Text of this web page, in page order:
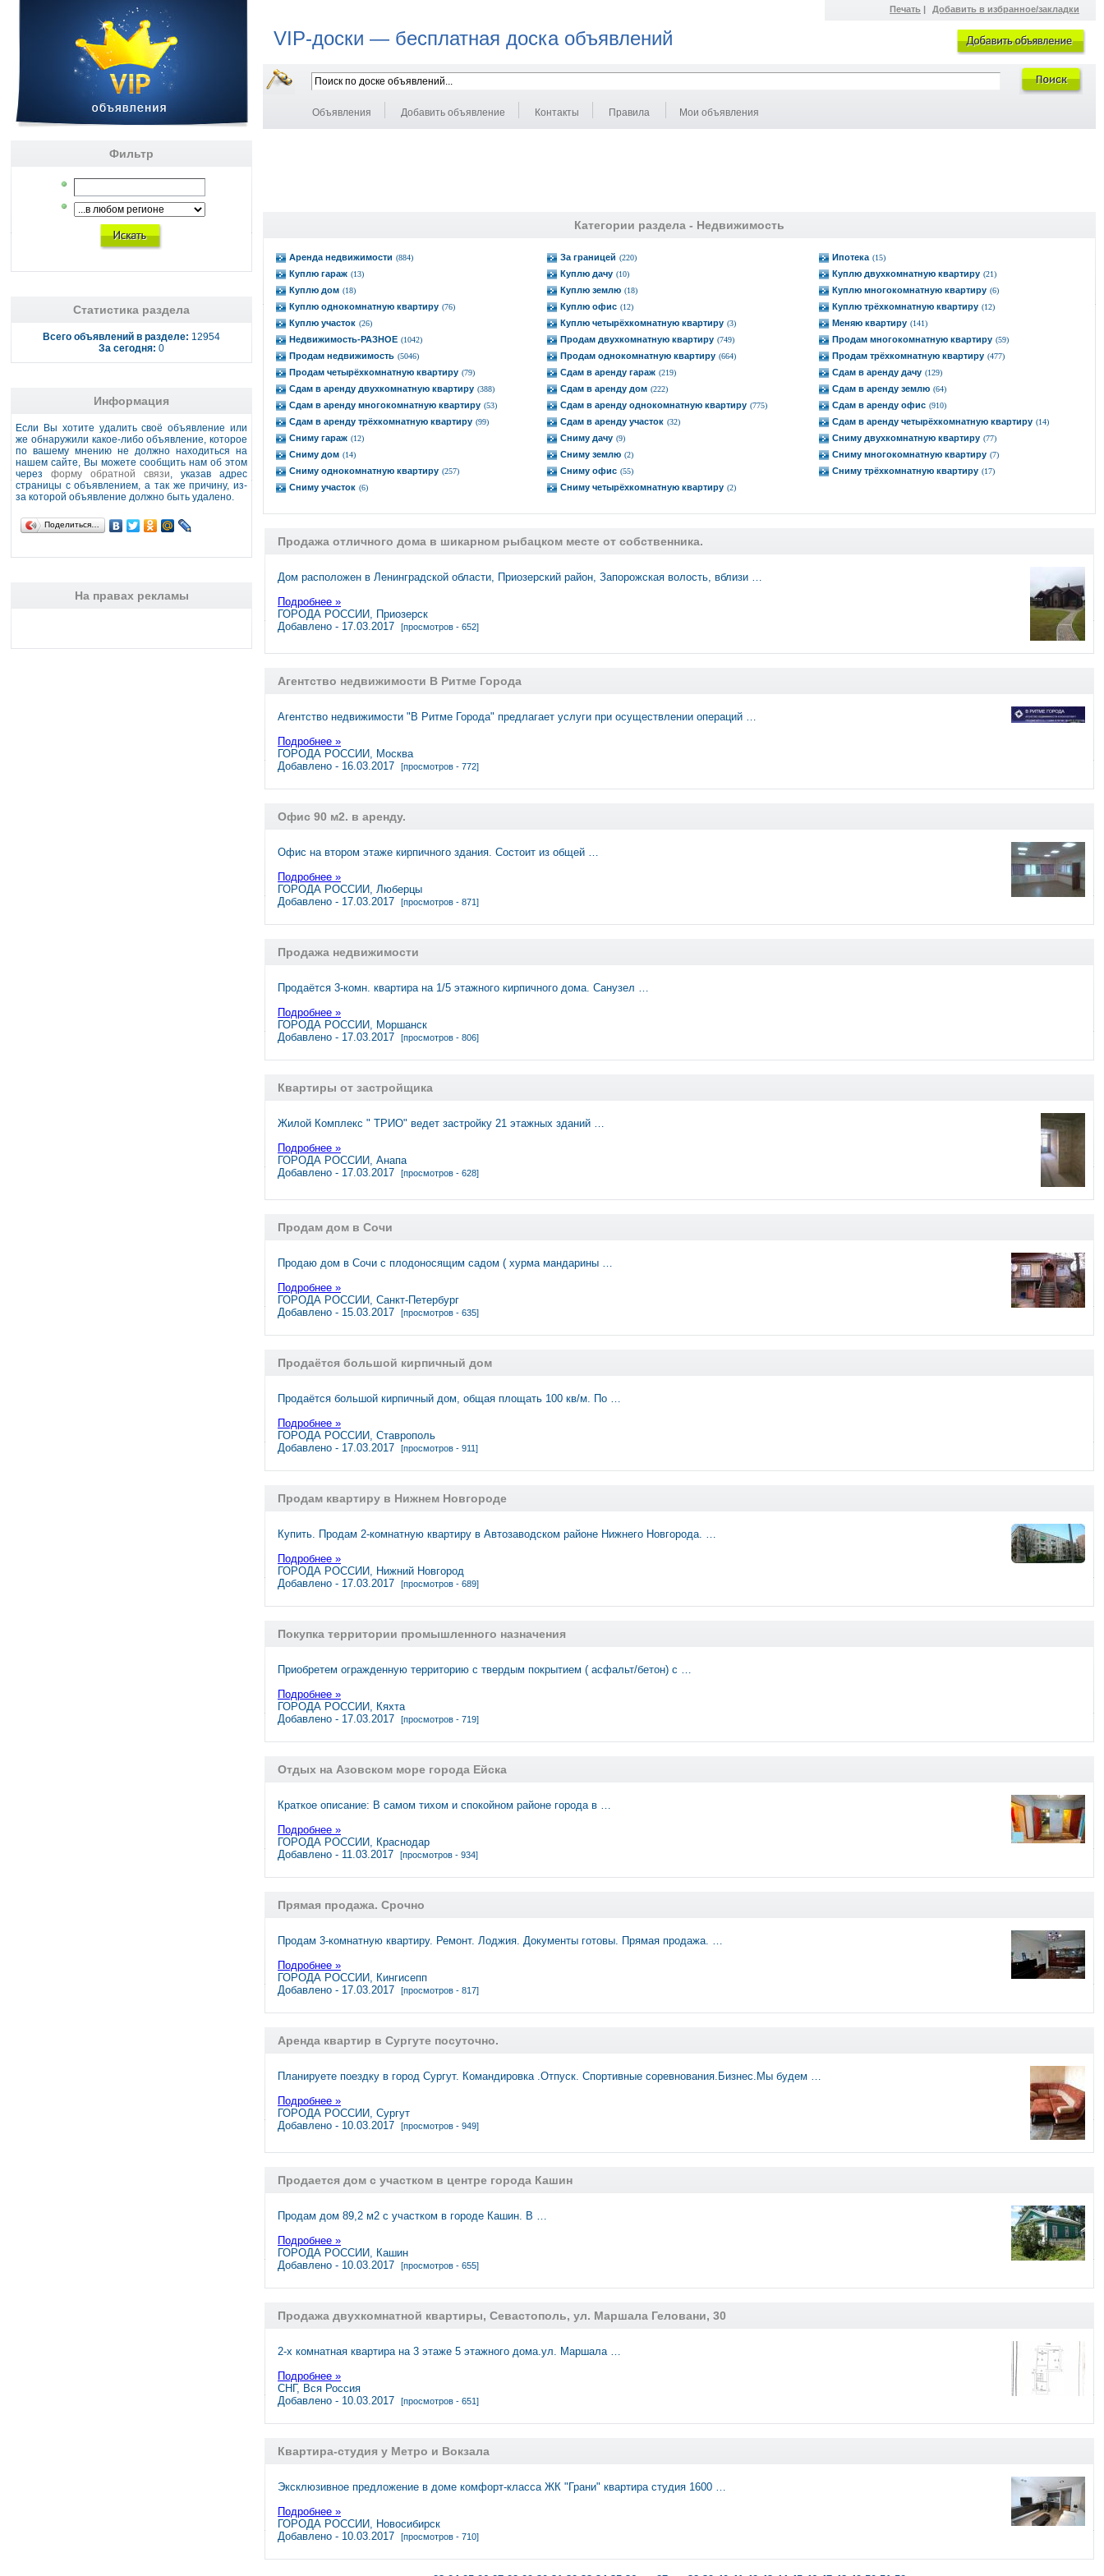
Печать | Добавить в избранное/закладки
VIP-доски — бесплатная доска объявлений
Объявления Добавить объявление Контакты Правила Мои объявления
Фильтр
Статистика раздела
Всего объявлений в разделе: 12954
За сегодня: 0
Информация
Если Вы хотите удалить своё объявление или
же обнаружили какое-либо объявление, которое
по вашему мнению не должно находиться на
нашем сайте, Вы можете сообщить нам об этом
через форму обратной связи, указав адрес
страницы с объявлением, а так же причину, из-
за которой объявление должно быть удалено.
Поделиться…
На правах рекламы
Категории раздела - Недвижимость
Аренда недвижимости (884) За границей (220) Ипотека (15)
Куплю гараж (13) Куплю дачу (10) Куплю двухкомнатную квартиру (21)
Куплю дом (18) Куплю землю (18) Куплю многокомнатную квартиру (6)
Куплю однокомнатную квартиру (76) Куплю офис (12) Куплю трёхкомнатную квартиру (12)
Куплю участок (26) Куплю четырёхкомнатную квартиру (3) Меняю квартиру (141)
Недвижимость-РАЗНОЕ (1042) Продам двухкомнатную квартиру (749) Продам многокомнатную квартиру (59)
Продам недвижимость (5046) Продам однокомнатную квартиру (664) Продам трёхкомнатную квартиру (477)
Продам четырёхкомнатную квартиру (79) Сдам в аренду гараж (219) Сдам в аренду дачу (129)
Сдам в аренду двухкомнатную квартиру (388) Сдам в аренду дом (222) Сдам в аренду землю (64)
Сдам в аренду многокомнатную квартиру (53) Сдам в аренду однокомнатную квартиру (775) Сдам в аренду офис (910)
Сдам в аренду трёхкомнатную квартиру (99) Сдам в аренду участок (32) Сдам в аренду четырёхкомнатную квартиру (14)
Сниму гараж (12) Сниму дачу (9) Сниму двухкомнатную квартиру (77)
Сниму дом (14) Сниму землю (2) Сниму многокомнатную квартиру (7)
Сниму однокомнатную квартиру (257) Сниму офис (55) Сниму трёхкомнатную квартиру (17)
Сниму участок (6) Сниму четырёхкомнатную квартиру (2)
Продажа отличного дома в шикарном рыбацком месте от собственника.
Дом расположен в Ленинградской области, Приозерский район, Запорожская волость, вблизи …
Подробнее »
ГОРОДА РОССИИ, Приозерск
Добавлено - 17.03.2017
[просмотров - 652]
Агентство недвижимости В Ритме Города
Агентство недвижимости "В Ритме Города" предлагает услуги при осуществлении операций …
Подробнее »
ГОРОДА РОССИИ, Москва
Добавлено - 16.03.2017
[просмотров - 772]
Офис 90 м2. в аренду.
Офис на втором этаже кирпичного здания. Состоит из общей …
Подробнее »
ГОРОДА РОССИИ, Люберцы
Добавлено - 17.03.2017
[просмотров - 871]
Продажа недвижимости
Продаётся 3-комн. квартира на 1/5 этажного кирпичного дома. Санузел …
Подробнее »
ГОРОДА РОССИИ, Моршанск
Добавлено - 17.03.2017
[просмотров - 806]
Квартиры от застройщика
Жилой Комплекс " ТРИО" ведет застройку 21 этажных зданий …
Подробнее »
ГОРОДА РОССИИ, Анапа
Добавлено - 17.03.2017
[просмотров - 628]
Продам дом в Сочи
Продаю дом в Сочи с плодоносящим садом ( хурма мандарины …
Подробнее »
ГОРОДА РОССИИ, Санкт-Петербург
Добавлено - 15.03.2017
[просмотров - 635]
Продаётся большой кирпичный дом
Продаётся большой кирпичный дом, общая площать 100 кв/м. По …
Подробнее »
ГОРОДА РОССИИ, Ставрополь
Добавлено - 17.03.2017
[просмотров - 911]
Продам квартиру в Нижнем Новгороде
Купить. Продам 2-комнатную квартиру в Автозаводском районе Нижнего Новгорода. …
Подробнее »
ГОРОДА РОССИИ, Нижний Новгород
Добавлено - 17.03.2017
[просмотров - 689]
Покупка территории промышленного назначения
Приобретем огражденную территорию с твердым покрытием ( асфальт/бетон) с …
Подробнее »
ГОРОДА РОССИИ, Кяхта
Добавлено - 17.03.2017
[просмотров - 719]
Отдых на Азовском море города Ейска
Краткое описание: В самом тихом и спокойном районе города в …
Подробнее »
ГОРОДА РОССИИ, Краснодар
Добавлено - 11.03.2017
[просмотров - 934]
Прямая продажа. Срочно
Продам 3-комнатную квартиру. Ремонт. Лоджия. Документы готовы. Прямая продажа. …
Подробнее »
ГОРОДА РОССИИ, Кингисепп
Добавлено - 17.03.2017
[просмотров - 817]
Аренда квартир в Сургуте посуточно.
Планируете поездку в город Сургут. Командировка .Отпуск. Спортивные соревнования.Бизнес.Мы будем …
Подробнее »
ГОРОДА РОССИИ, Сургут
Добавлено - 10.03.2017
[просмотров - 949]
Продается дом с участком в центре города Кашин
Продам дом 89,2 м2 с участком в городе Кашин. В …
Подробнее »
ГОРОДА РОССИИ, Кашин
Добавлено - 10.03.2017
[просмотров - 655]
Продажа двухкомнатной квартиры, Севастополь, ул. Маршала Геловани, 30
2-х комнатная квартира на 3 этаже 5 этажного дома.ул. Маршала …
Подробнее »
СНГ, Вся Россия
Добавлено - 10.03.2017
[просмотров - 651]
Квартира-студия у Метро и Вокзала
Эксклюзивное предложение в доме комфорт-класса ЖК "Грани" квартира студия 1600 …
Подробнее »
ГОРОДА РОССИИ, Новосибирск
Добавлено - 10.03.2017
[просмотров - 710]